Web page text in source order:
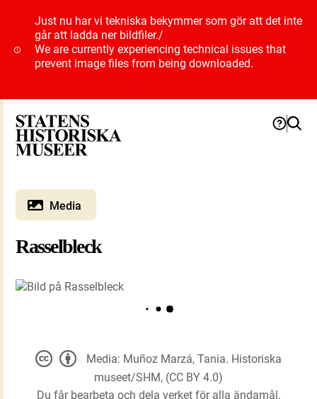
Just nu har vi tekniska bekymmer som gör att det inte
går att ladda ner bildfiler./
We are currently experiencing technical issues that
prevent image files from being downloaded.
Media
Rasselbleck
Media: Muñoz Marzá, Tania. Historiska
museet/SHM, (CC BY 4.0)
Du får bearbeta och dela verket för alla ändamål,